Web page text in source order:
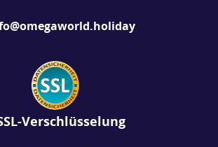
Verschlüsselung